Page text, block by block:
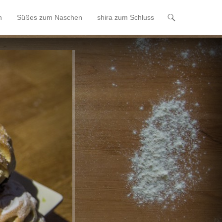
Süßes zum Naschen shira zum Schluss